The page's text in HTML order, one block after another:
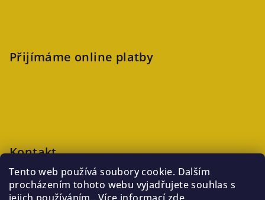
Tento web používá soubory cookie. Dalším
procházením tohoto webu vyjadřujete souhlas s
Přijímáme online platby
Kontakt
veronika @kaftanlicious.cz
+420723126237